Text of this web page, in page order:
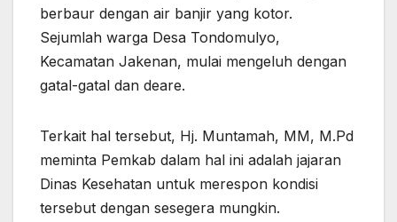
berbaur dengan air banjir yang kotor.
Sejumlah warga Desa Tondomulyo,
Kecamatan Jakenan, mulai mengeluh dengan
gatal-gatal dan deare.
Terkait hal tersebut, Hj. Muntamah, MM, M.Pd
meminta Pemkab dalam hal ini adalah jajaran
Dinas Kesehatan untuk merespon kondisi
tersebut dengan sesegera mungkin.